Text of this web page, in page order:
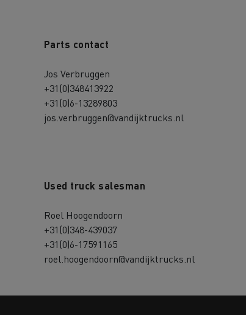
Parts contact
Jos Verbruggen
+31(0)348413922
+31(0)6-13289803
jos.verbruggen@vandijktrucks.nl
Used truck salesman
Roel Hoogendoorn
+31(0)348-439037
+31(0)6-17591165
roel.hoogendoorn@vandijktrucks.nl